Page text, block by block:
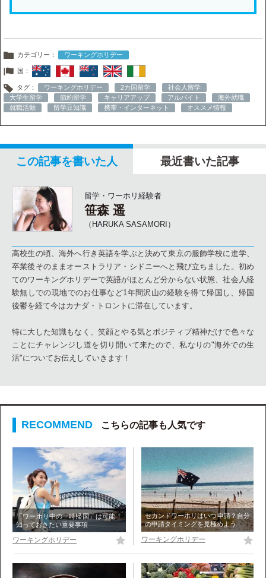
カテゴリー： ワーキングホリデー
国：
タグ： ワーキングホリデー 2カ国留学
社会人留学
大学生留学
節約留学 キャリアアップ アルバイト
海外就職
就職活動
留学豆知識 携帯・インターネット オススメ情報
この記事を書いた人 最近書いた記事
留学・ワーホリ経験者
笹森 遥
（HARUKA SASAMORI）
高校生の頃、海外へ行き英語を学ぶと決めて東京の服飾学校に進学、
卒業後そのままオーストラリア・シドニーへと飛び立ちました。初め
てのワーキングホリデーで英語がほとんど分からない状態、社会人経
験無しでの現地でのお仕事など1年間沢山の経験を得て帰国し、帰国
後鬱を経て今はカナダ・トロントに滞在しています。
特に大した知識もなく、笑顔とやる気とポジティブ精神だけで色々な
ことにチャレンジし道を切り開いて来たので、私なりの"海外での生
活"についてお伝えしていきます！
こちらの記事も人気です
「ワーホリ中の一時帰国」は可能！
知っておきたい重要事項
ワーキングホリデー
セカンドワーホリはいつ申請？自分
の申請タイミングを見極めよう
ワーキングホリデー